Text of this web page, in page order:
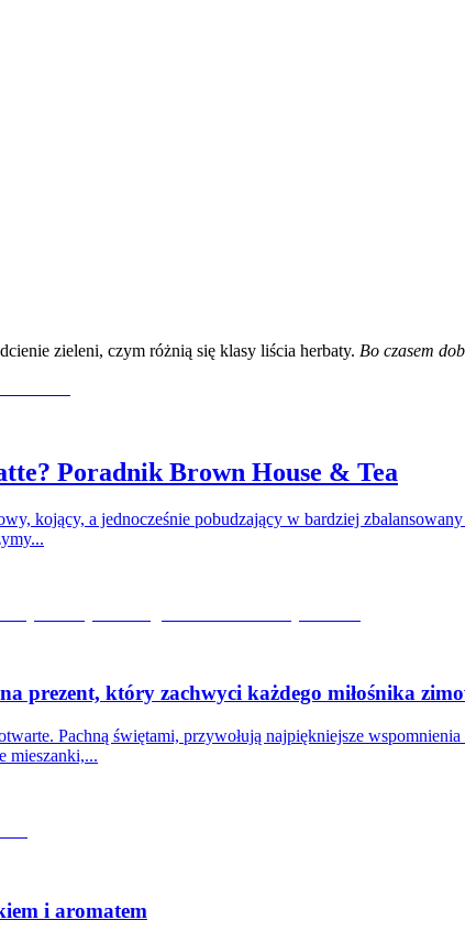
zieleni, czym różnią się klasy liścia herbaty. Bo czasem
Poradnik Brown House & Tea
kojący, a jednocześnie pobudzający w bardziej
prezent, który zachwyci każdego miłośnika
Pachną świętami, przywołują najpiękniejsze
mieszanki,...
i aromatem